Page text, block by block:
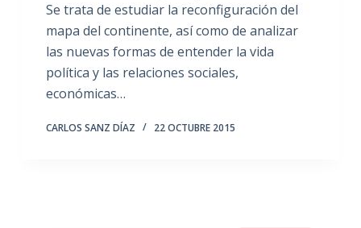
Se trata de estudiar la reconfiguración del
mapa del continente, así como de analizar
las nuevas formas de entender la vida
política y las relaciones sociales,
económicas…
CARLOS SANZ DÍAZ 22 OCTUBRE 2015